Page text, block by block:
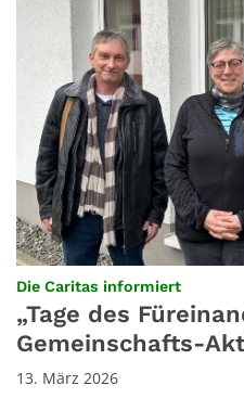
Die Caritas informiert:
„Tage des
Gemeinschafts-
13. März 2026